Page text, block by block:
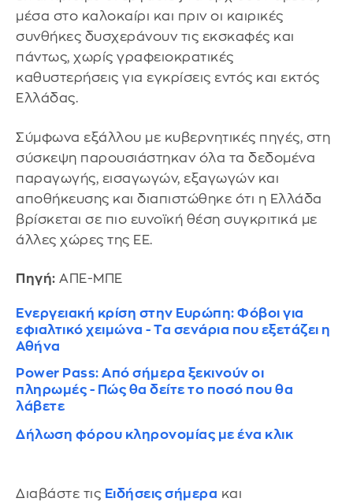
μέσα στο καλοκαίρι και πριν οι καιρικές
συνθήκες δυσχεράνουν τις εκσκαφές και
πάντως, χωρίς γραφειοκρατικές
καθυστερήσεις για εγκρίσεις εντός και εκτός
Ελλάδας.
Σύμφωνα εξάλλου με κυβερνητικές πηγές, στη
σύσκεψη παρουσιάστηκαν όλα τα δεδομένα
παραγωγής, εισαγωγών, εξαγωγών και
αποθήκευσης και διαπιστώθηκε ότι η Ελλάδα
βρίσκεται σε πιο ευνοϊκή θέση συγκριτικά με
άλλες χώρες της ΕΕ.
Πηγή: ΑΠΕ-ΜΠΕ
Ενεργειακή κρίση στην Ευρώπη: Φόβοι για
εφιαλτικό χειμώνα - Τα σενάρια που εξετάζει η
Αθήνα
Power Pass: Από σήμερα ξεκινούν οι
πληρωμές - Πώς θα δείτε το ποσό που θα
λάβετε
Δήλωση φόρου κληρονομίας με ένα κλικ
Διαβάστε τις Ειδήσεις σήμερα και